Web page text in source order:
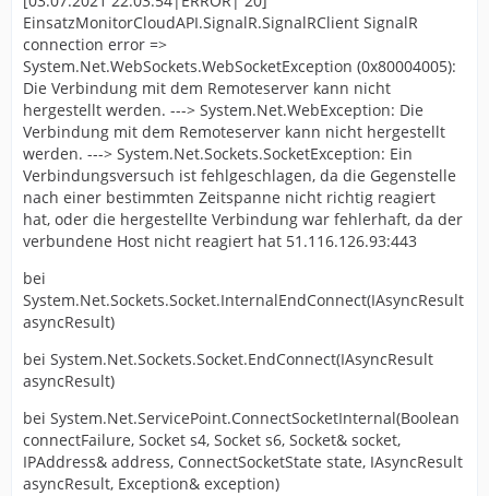
EinsatzMonitorCloudAPI.SignalR.SignalRClient SignalR
connection error =>
System.Net.WebSockets.WebSocketException (0x80004005):
Die Verbindung mit dem Remoteserver kann nicht
hergestellt werden. ---> System.Net.WebException: Die
Verbindung mit dem Remoteserver kann nicht hergestellt
werden. ---> System.Net.Sockets.SocketException: Ein
Verbindungsversuch ist fehlgeschlagen, da die Gegenstelle
nach einer bestimmten Zeitspanne nicht richtig reagiert
hat, oder die hergestellte Verbindung war fehlerhaft, da der
verbundene Host nicht reagiert hat 51.116.126.93:443
bei
System.Net.Sockets.Socket.InternalEndConnect(IAsyncResult
asyncResult)
bei System.Net.Sockets.Socket.EndConnect(IAsyncResult
asyncResult)
bei System.Net.ServicePoint.ConnectSocketInternal(Boolean
connectFailure, Socket s4, Socket s6, Socket& socket,
IPAddress& address, ConnectSocketState state, IAsyncResult
asyncResult, Exception& exception)